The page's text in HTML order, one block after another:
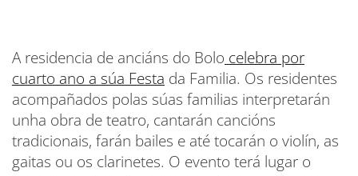
A residencia de anciáns do Bolo celebra por
cuarto ano a súa Festa da Familia. Os residentes
acompañados polas súas familias interpretarán
unha obra de teatro, cantarán cancións
tradicionais, farán bailes e até tocarán o violín, as
gaitas ou os clarinetes. O evento terá lugar o